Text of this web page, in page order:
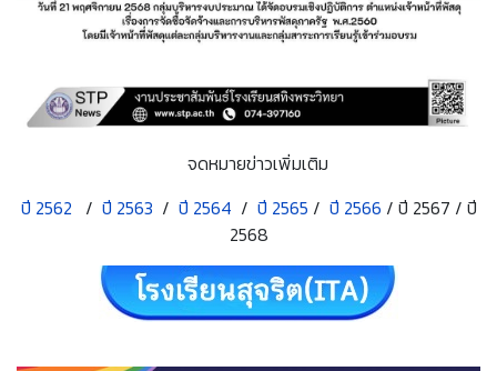
จดหมายข่าวเพิ่มเติม
ปี 2562 / ปี 2563 / ปี 2564 / ปี 2565 / ปี 2566 / ปี 2567 / ปี
2568